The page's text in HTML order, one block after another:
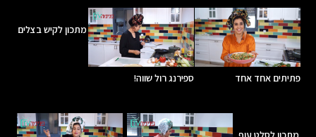
פתיתים אחד אחד ספירנג רול שווה!
מתכון לקיש בצלים